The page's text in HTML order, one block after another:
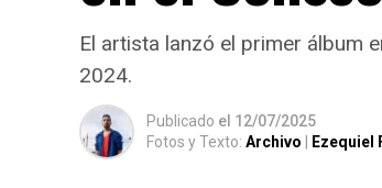
El artista lanzó el primer álbum
2024.
Publicado el 12/07/2025
Fotos y Texto: Archivo Ezequiel